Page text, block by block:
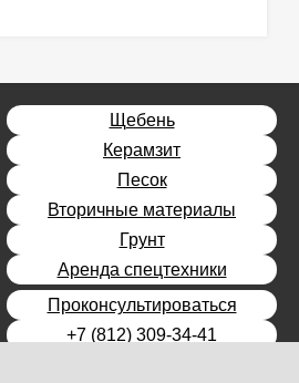
Щебень
Керамзит
Песок
Вторичные материалы
Грунт
Аренда спецтехники
Проконсультироваться